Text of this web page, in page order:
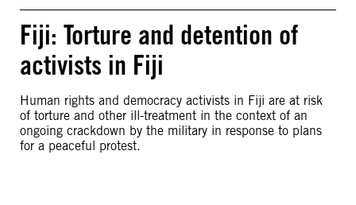
Fiji: Torture and detention of
activists in Fiji
Human rights and democracy activists in Fiji are at risk
of torture and other ill-treatment in the context of an
ongoing crackdown by the military in response to plans
for a peaceful protest.